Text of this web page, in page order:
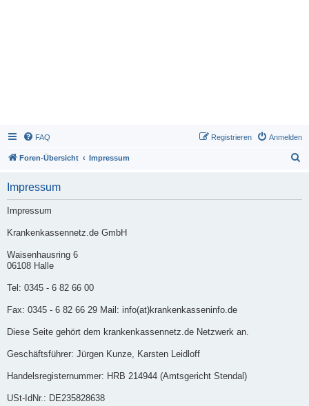
FAQ Anmelden
Registrieren
Foren-Übersicht Impressum
Impressum
Impressum
Krankenkassennetz.de GmbH
Waisenhausring 6
06108 Halle
Tel: 0345 - 6 82 66 00
Fax: 0345 - 6 82 66 29 Mail: info(at)krankenkasseninfo.de
Diese Seite gehört dem krankenkassennetz.de Netzwerk an.
Geschäftsführer: Jürgen Kunze, Karsten Leidloff
Handelsregisternummer: HRB 214944 (Amtsgericht Stendal)
USt-IdNr.: DE235828638